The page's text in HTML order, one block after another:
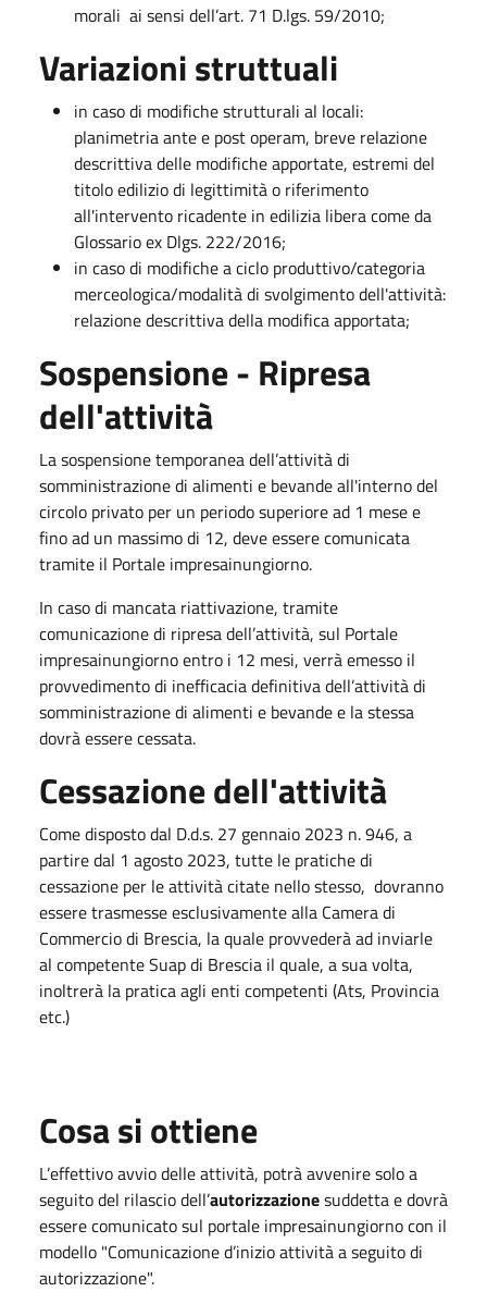
morali ai sensi dell’art. 71 D.lgs. 59/2010;
Variazioni struttuali
in caso di modifiche strutturali al locali:
planimetria ante e post operam, breve relazione
descrittiva delle modifiche apportate, estremi del
titolo edilizio di legittimità o riferimento
all'intervento ricadente in edilizia libera come da
Glossario ex Dlgs. 222/2016;
in caso di modifiche a ciclo produttivo/categoria
merceologica/modalità di svolgimento dell'attività:
relazione descrittiva della modifica apportata;
Sospensione - Ripresa
dell'attività
La sospensione temporanea dell’attività di
somministrazione di alimenti e bevande all'interno del
circolo privato per un periodo superiore ad 1 mese e
fino ad un massimo di 12, deve essere comunicata
tramite il Portale impresainungiorno.
In caso di mancata riattivazione, tramite
comunicazione di ripresa dell’attività, sul Portale
impresainungiorno entro i 12 mesi, verrà emesso il
provvedimento di inefficacia definitiva dell’attività di
somministrazione di alimenti e bevande e la stessa
dovrà essere cessata.
Cessazione dell'attività
Come disposto dal D.d.s. 27 gennaio 2023 n. 946, a
partire dal 1 agosto 2023, tutte le pratiche di
cessazione per le attività citate nello stesso, dovranno
essere trasmesse esclusivamente alla Camera di
Commercio di Brescia, la quale provvederà ad inviarle
al competente Suap di Brescia il quale, a sua volta,
inoltrerà la pratica agli enti competenti (Ats, Provincia
etc.)
Cosa si ottiene
L’effettivo avvio delle attività, potrà avvenire solo a
seguito del rilascio dell’autorizzazionesuddetta e dovrà
essere comunicato sul portale impresainungiorno con il
modello "Comunicazione d’inizio attività a seguito di
autorizzazione".